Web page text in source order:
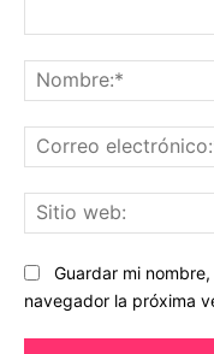
Guardar mi
navegador la próxima